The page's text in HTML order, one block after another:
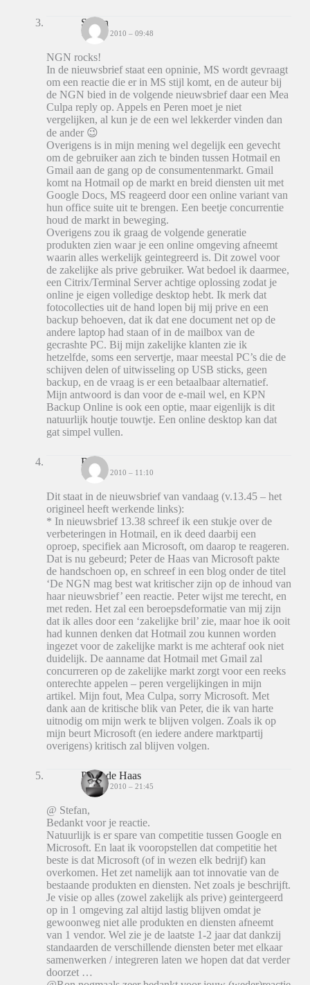
Stefan
15 JUNI 2010 – 09:48
NGN rocks!
In de nieuwsbrief staat een opninie, MS wordt gevraagt
om een reactie die er in MS stijl komt, en de auteur bij
de NGN bied in de volgende nieuwsbrief daar een Mea
Culpa reply op. Appels en Peren moet je niet
vergelijken, al kun je de een wel lekkerder vinden dan
de ander 😉
Overigens is in mijn mening wel degelijk een gevecht
om de gebruiker aan zich te binden tussen Hotmail en
Gmail aan de gang op de consumentenmarkt. Gmail
komt na Hotmail op de markt en breid diensten uit met
Google Docs, MS reageerd door een online variant van
hun office suite uit te brengen. Een beetje concurrentie
houd de markt in beweging.
Overigens zou ik graag de volgende generatie
produkten zien waar je een online omgeving afneemt
waarin alles werkelijk geintegreerd is. Dit zowel voor
de zakelijke als prive gebruiker. Wat bedoel ik daarmee,
een Citrix/Terminal Server achtige oplossing zodat je
online je eigen volledige desktop hebt. Ik merk dat
fotocollecties uit de hand lopen bij mij prive en een
backup behoeven, dat ik dat ene document net op de
andere laptop had staan of in de mailbox van de
gecrashte PC. Bij mijn zakelijke klanten zie ik
hetzelfde, soms een servertje, maar meestal PC’s die de
schijven delen of uitwisseling op USB sticks, geen
backup, en de vraag is er een betaalbaar alternatief.
Mijn antwoord is dan voor de e-mail wel, en KPN
Backup Online is ook een optie, maar eigenlijk is dit
natuurlijk houtje touwtje. Een online desktop kan dat
gat simpel vullen.
Ron
15 JUNI 2010 – 11:10
Dit staat in de nieuwsbrief van vandaag (v.13.45 – het
origineel heeft werkende links):
* In nieuwsbrief 13.38 schreef ik een stukje over de
verbeteringen in Hotmail, en ik deed daarbij een
oproep, specifiek aan Microsoft, om daarop te reageren.
Dat is nu gebeurd; Peter de Haas van Microsoft pakte
de handschoen op, en schreef in een blog onder de titel
‘De NGN mag best wat kritischer zijn op de inhoud van
haar nieuwsbrief’ een reactie. Peter wijst me terecht, en
met reden. Het zal een beroepsdeformatie van mij zijn
dat ik alles door een ‘zakelijke bril’ zie, maar hoe ik ooit
had kunnen denken dat Hotmail zou kunnen worden
ingezet voor de zakelijke markt is me achteraf ook niet
duidelijk. De aanname dat Hotmail met Gmail zal
concurreren op de zakelijke markt zorgt voor een reeks
onterechte appelen – peren vergelijkingen in mijn
artikel. Mijn fout, Mea Culpa, sorry Microsoft. Met
dank aan de kritische blik van Peter, die ik van harte
uitnodig om mijn werk te blijven volgen. Zoals ik op
mijn beurt Microsoft (en iedere andere marktpartij
overigens) kritisch zal blijven volgen.
Peter de Haas
16 JUNI 2010 – 21:45
@ Stefan,
Bedankt voor je reactie.
Natuurlijk is er spare van competitie tussen Google en
Microsoft. En laat ik vooropstellen dat competitie het
beste is dat Microsoft (of in wezen elk bedrijf) kan
overkomen. Het zet namelijk aan tot innovatie van de
bestaande produkten en diensten. Net zoals je beschrijft.
Je visie op alles (zowel zakelijk als prive) geintergeerd
op in 1 omgeving zal altijd lastig blijven omdat je
gewoonweg niet alle produkten en diensten afneemt
van 1 vendor. Wel zie je de laatste 1-2 jaar dat dankzij
standaarden de verschillende diensten beter met elkaar
samenwerken / integreren laten we hopen dat dat verder
doorzet …